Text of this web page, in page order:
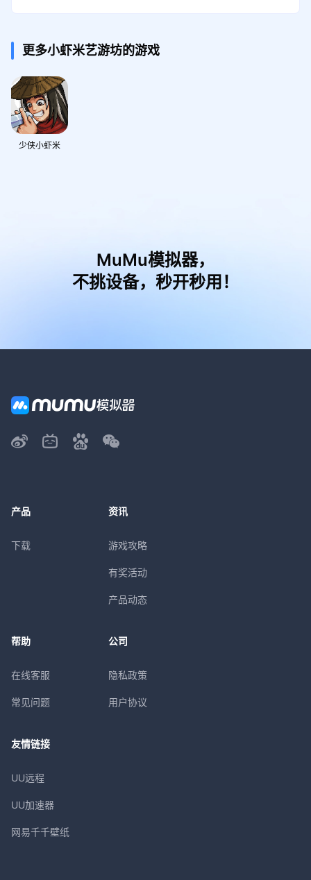
更多小虾米艺游坊的游戏
少侠小虾米
MuMu模拟器，
不挑设备，秒开秒用！
产品
下载
资讯
游戏攻略
有奖活动
产品动态
帮助
在线客服
常见问题
公司
隐私政策
用户协议
友情链接
UU远程
UU加速器
网易千千壁纸